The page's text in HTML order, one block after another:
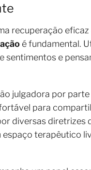
recuperação
é fundamental.
sentimentos e
julgadora por
para
diversas diretrizes
terapêutico